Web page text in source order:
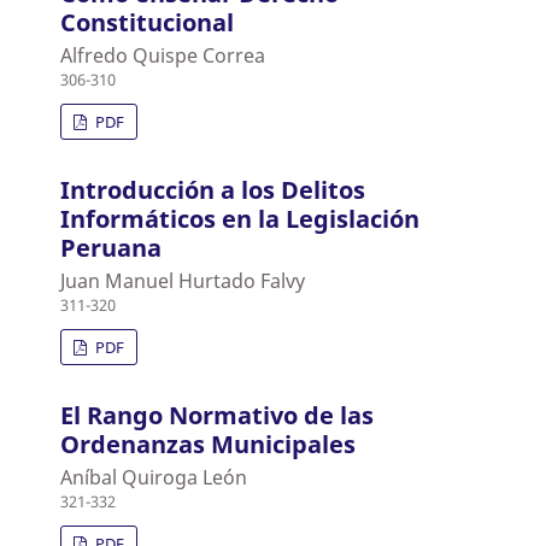
Constitucional
Alfredo Quispe Correa
306-310
PDF
Introducción a los Delitos
Informáticos en la Legislación
Peruana
Juan Manuel Hurtado Falvy
311-320
PDF
El Rango Normativo de las
Ordenanzas Municipales
Aníbal Quiroga León
321-332